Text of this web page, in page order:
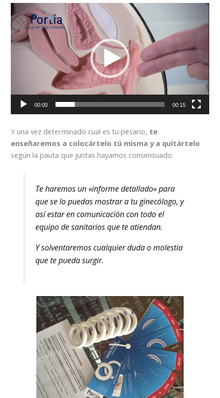
Reproductor
de
vídeo
00:00 00:15
Y una vez determinado cual es tu pesario, te
enseñaremos a colocártelo tú misma y a quitártelo
según la pauta que juntas hayamos consensuado.
Te haremos un «informe detallado» para
que se lo puedas mostrar a tu ginecólogo, y
así estar en comunicación con todo el
equipo de sanitarios que te atiendan.
Y solventaremos cualquier duda o molestia
que te pueda surgir.